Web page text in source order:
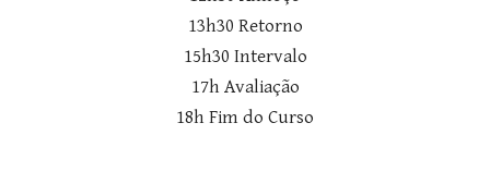
13h30 Retorno
15h30 Intervalo
17h Avaliação
18h Fim do Curso